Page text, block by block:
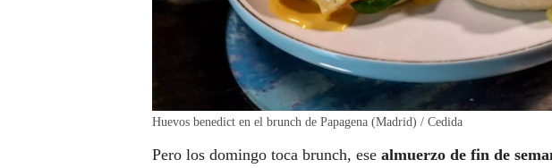
Huevos benedict en el brunch de Papagena (Madrid) / Cedida
Pero los domingo toca brunch, ese almuerzo de fin de